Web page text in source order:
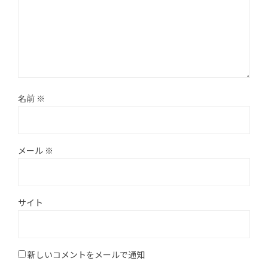
名前 ※
メール ※
サイト
新しいコメントをメールで通知